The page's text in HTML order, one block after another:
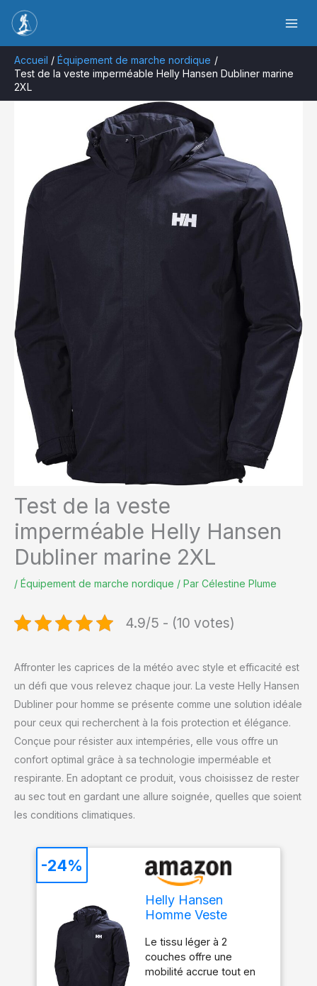
contenu
Accueil
Équipement de marche nordique
Test de la veste imperméable Helly Hansen Dubliner marine
2XL
Test de la veste
imperméable Helly Hansen
Dubliner marine 2XL
/ Équipement de marche nordique / Par Célestine Plume
4.9/5 - (10 votes)
Affronter les caprices de la météo avec style et efficacité est
un défi que vous relevez chaque jour. La veste Helly Hansen
Dubliner pour homme se présente comme une solution idéale
pour ceux qui recherchent à la fois protection et élégance.
Conçue pour résister aux intempéries, elle vous offre un
confort optimal grâce à sa technologie imperméable et
respirante. En adoptant ce produit, vous choisissez de rester
au sec tout en gardant une allure soignée, quelles que soient
les conditions climatiques.
Helly Hansen
Homme Veste
Marine, 2XL
Le tissu léger à 2
couches offre une
mobilité accrue tout en
-24%
Rechercher